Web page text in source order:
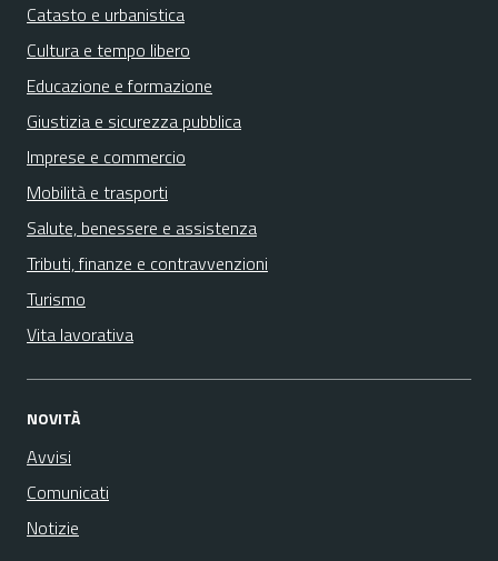
Catasto e urbanistica
Cultura e tempo libero
Educazione e formazione
Giustizia e sicurezza pubblica
Imprese e commercio
Mobilità e trasporti
Salute, benessere e assistenza
Tributi, finanze e contravvenzioni
Turismo
Vita lavorativa
NOVITÀ
Avvisi
Comunicati
Notizie